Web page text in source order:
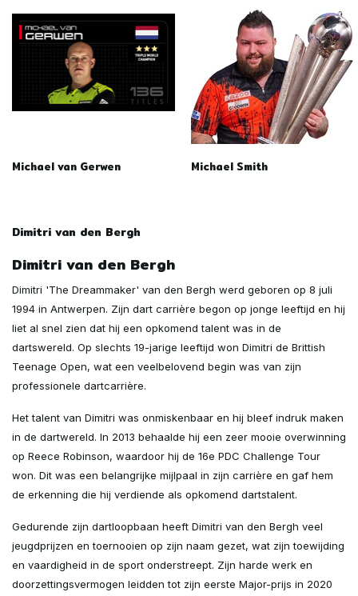
Michael van Gerwen Michael Smith
Dimitri van den Bergh
Dimitri van den Bergh
Dimitri 'The Dreammaker' van den Bergh werd geboren op 8 juli
1994 in Antwerpen. Zijn dart carrière begon op jonge leeftijd en hij
liet al snel zien dat hij een opkomend talent was in de
dartswereld. Op slechts 19-jarige leeftijd won Dimitri de Brittish
Teenage Open, wat een veelbelovend begin was van zijn
professionele dartcarrière.
Het talent van Dimitri was onmiskenbaar en hij bleef indruk maken
in de dartwereld. In 2013 behaalde hij een zeer mooie overwinning
op Reece Robinson, waardoor hij de 16e PDC Challenge Tour
won. Dit was een belangrijke mijlpaal in zijn carrière en gaf hem
de erkenning die hij verdiende als opkomend dartstalent.
Gedurende zijn dartloopbaan heeft Dimitri van den Bergh veel
jeugdprijzen en toernooien op zijn naam gezet, wat zijn toewijding
en vaardigheid in de sport onderstreept. Zijn harde werk en
doorzettingsvermogen leidden tot zijn eerste Major-prijs in 2020